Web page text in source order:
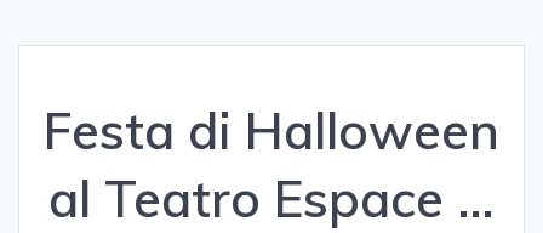
Festa di Halloween
al Teatro Espace …